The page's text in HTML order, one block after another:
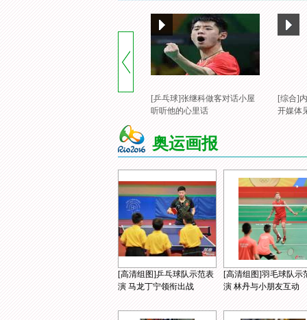
[乒乓球]张继科做客对话小屋
听听他的心里话
[综合]
开媒体
奥运画报
[高清组图]乒乓球队示范表
演 马龙丁宁领衔出战
[高清组图]羽毛球队示
演 林丹与小朋友互动